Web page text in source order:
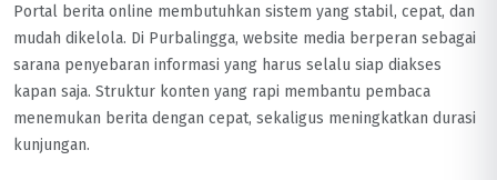
Portal berita online membutuhkan sistem yang stabil, cepat, dan
mudah dikelola. Di Purbalingga, website media berperan sebagai
sarana penyebaran informasi yang harus selalu siap diakses
kapan saja. Struktur konten yang rapi membantu pembaca
menemukan berita dengan cepat, sekaligus meningkatkan durasi
kunjungan.